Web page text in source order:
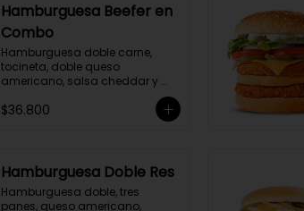
Hamburguesa Beefer en
Combo
Hamburguesa doble carne,
tocineta, doble queso
americano, salsa cheddar y
acompañamiento a elección.
$36.800
Hamburguesa Doble Res
Hamburguesa doble, tres
panes, queso americano,